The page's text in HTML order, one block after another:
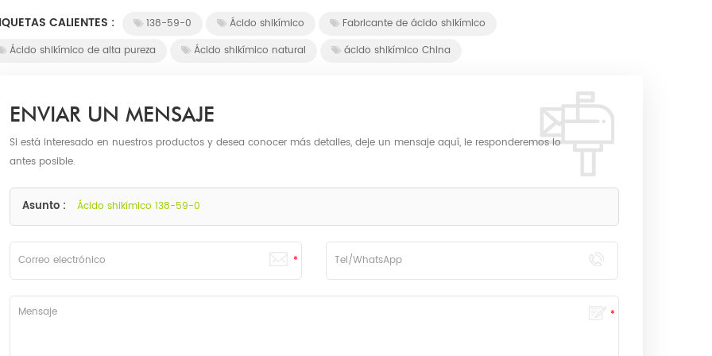
CALIENTES : 138-59-0 Ácido shikímico
Fabricante de ácido shikímico
Ácido shikímico de alta pureza
Ácido shikímico natural ácido shikímico China
ENVIAR UN MENSAJE
Si está interesado en nuestros productos y desea conocer más detalles, deje un mensaje aquí, le responderemos lo
antes posible.
Asunto : Ácido shikímico 138-59-0